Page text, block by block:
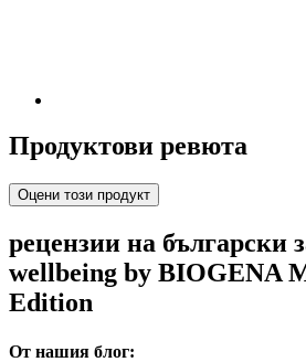
Продуктови ревюта
Оцени този продукт
рецензии на български
wellbeing by BIOGENA
Edition
От нашия блог: